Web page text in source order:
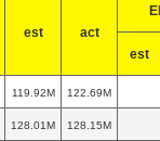
est act
est
119.92M 122.69M
128.01M 128.15M